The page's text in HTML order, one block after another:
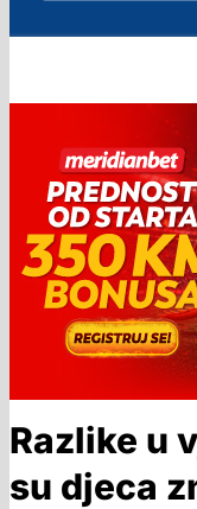
Razlike u
su djeca